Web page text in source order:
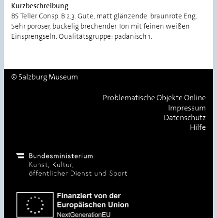
Kurzbeschreibung
BS Teller Consp. B 2.3. Gute, matt glänzende, braunrote Eng.
Sehr poröser, buckelig brechender Ton mit feinen weißen
Einsprengseln. Qualitätsgruppe: padanisch 1.
© Salzburg Museum
Problematische Objekte Online
Impressum
Datenschutz
Hilfe